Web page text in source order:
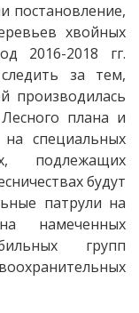
постановление,
хвойных
2016-2018 гг.
за тем,
производилась
плана и
специальных
подлежащих
будут
патрули на
намеченных
групп